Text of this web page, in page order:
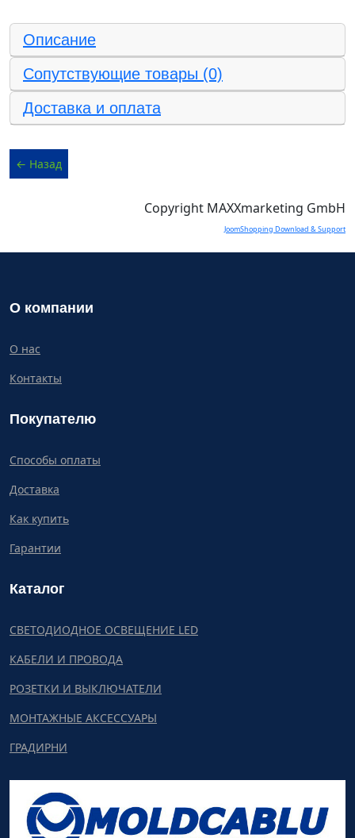
Описание
Сопутствующие товары (0)
Доставка и оплата
Copyright MAXXmarketing GmbH
JoomShopping Download & Support
О компании
О нас
Контакты
Покупателю
Способы оплаты
Доставка
Как купить
Гарантии
Каталог
СВЕТОДИОДНОЕ ОСВЕЩЕНИЕ LED
КАБЕЛИ И ПРОВОДА
РОЗЕТКИ И ВЫКЛЮЧАТЕЛИ
МОНТАЖНЫЕ АКСЕССУАРЫ
ГРАДИРНИ